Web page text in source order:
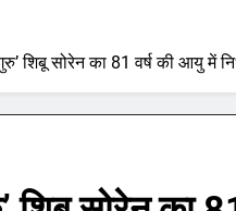
शिबू सोरेन का 81 वर्ष की आयु में